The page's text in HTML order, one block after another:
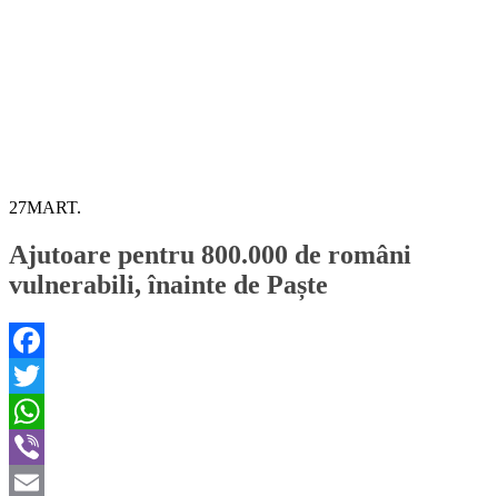
27MART.
Ajutoare pentru 800.000 de români
vulnerabili, înainte de Paște
Facebook
Twitter
WhatsApp
Viber